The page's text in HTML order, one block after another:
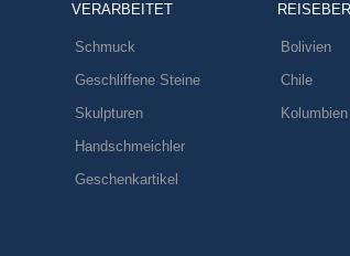
VERARBEITET
Schmuck
Geschliffene Steine
Skulpturen
Handschmeichler
Geschenkartikel
Bolivien
Chile
Kolumbien